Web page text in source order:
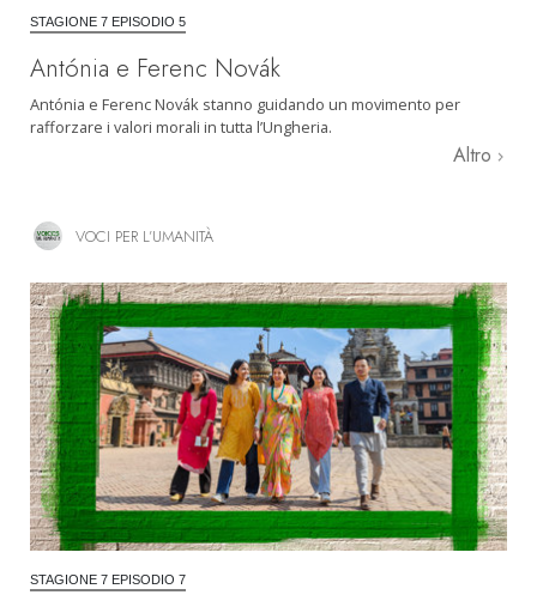
STAGIONE 7 EPISODIO 5
Antónia e Ferenc Novák
Antónia e Ferenc Novák stanno guidando un movimento per
rafforzare i valori morali in tutta l’Ungheria.
Altro
VOCI PER L’UMANITÀ
STAGIONE 7 EPISODIO 7